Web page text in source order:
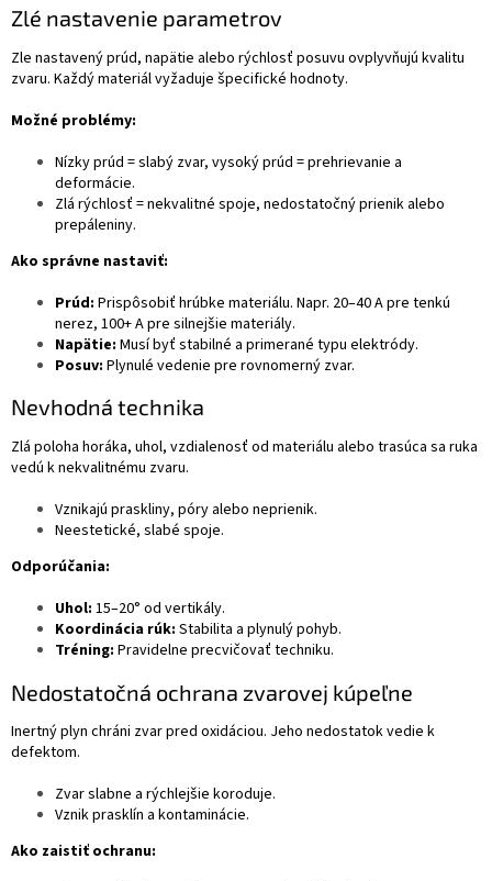
Zlé nastavenie parametrov
Zle nastavený prúd, napätie alebo rýchlosť posuvu ovplyvňujú kvalitu
zvaru. Každý materiál vyžaduje špecifické hodnoty.
Možné problémy:
Nízky prúd = slabý zvar, vysoký prúd = prehrievanie a
deformácie.
Zlá rýchlosť = nekvalitné spoje, nedostatočný prienik alebo
prepáleniny.
Ako správne nastaviť:
Prúd: Prispôsobiť hrúbke materiálu. Napr. 20–40 A pre tenkú
nerez, 100+ A pre silnejšie materiály.
Napätie: Musí byť stabilné a primerané typu elektródy.
Posuv: Plynulé vedenie pre rovnomerný zvar.
Nevhodná technika
Zlá poloha horáka, uhol, vzdialenosť od materiálu alebo trasúca sa ruka
vedú k nekvalitnému zvaru.
Vznikajú praskliny, póry alebo neprienik.
Neestetické, slabé spoje.
Odporúčania:
Uhol: 15–20° od vertikály.
Koordinácia rúk: Stabilita a plynulý pohyb.
Tréning: Pravidelne precvičovať techniku.
Nedostatočná ochrana zvarovej kúpeľne
Inertný plyn chráni zvar pred oxidáciou. Jeho nedostatok vedie k
defektom.
Zvar slabne a rýchlejšie koroduje.
Vznik prasklín a kontaminácie.
Ako zaistiť ochranu: